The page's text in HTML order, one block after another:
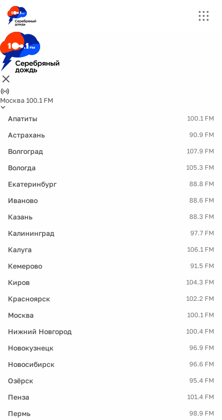
Москва 100.1 FM
Апатиты 100.1 FM
Астрахань 90.9 FM
Волгоград 107.9 FM
Вологда 105.3 FM
Екатеринбург 88.8 FM
Иваново 88.6 FM
Казань 88.3 FM
Калининград 97.7 FM
Калуга 106.1 FM
Кемерово 91.5 FM
Киров 104.3 FM
Красноярск 102.2 FM
Москва 100.1 FM
Нижний Новгород 100.4 FM
Новокузнецк 96.9 FM
Новосибирск 96.6 FM
Озёрск 95.4 FM
Пенза 101.4 FM
Пермь 98.9 FM